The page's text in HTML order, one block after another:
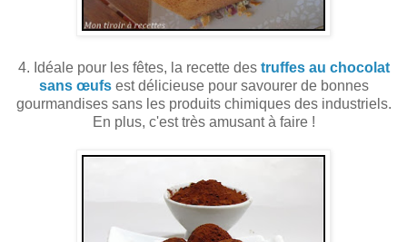
4. Idéale pour les fêtes, la recette des truffes au chocolat
sans œufsest délicieuse pour savourer de bonnes
gourmandises sans les produits chimiques des industriels.
En plus, c'est très amusant à faire !